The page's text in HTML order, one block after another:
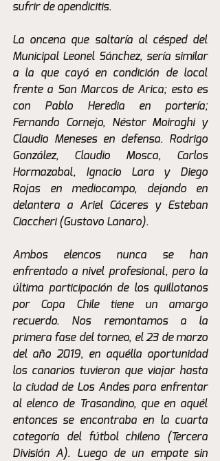
sufrir de apendicitis.
La oncena que saltaría al césped del
Municipal Leonel Sánchez, sería similar
a la que cayó en condición de local
frente a San Marcos de Arica; esto es
con Pablo Heredia en portería;
Fernando Cornejo, Néstor Moiraghi y
Claudio Meneses en defensa. Rodrigo
González, Claudio Mosca, Carlos
Hormazabal, Ignacio Lara y Diego
Rojas en mediocampo, dejando en
delantera a Ariel Cáceres y Esteban
Ciaccheri (Gustavo Lanaro).
Ambos elencos nunca se han
enfrentado a nivel profesional, pero la
última participación de los quillotanos
por Copa Chile tiene un amargo
recuerdo. Nos remontamos a la
primera fase del torneo, el 23 de marzo
del año 2019, en aquélla oportunidad
los canarios tuvieron que viajar hasta
la ciudad de Los Andes para enfrentar
al elenco de Trasandino, que en aquél
entonces se encontraba en la cuarta
categoría del fútbol chileno (Tercera
División A). Luego de un empate sin